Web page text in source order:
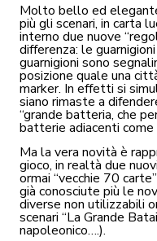
Molto bello ed
più gli scenari, in carta
interno due nuove
differenza: le
guarnigioni sono
posizione quale una
marker. In effetti si
siano rimaste a
“grande batteria, che
batterie adiacenti come
Ma la vera novità è
gioco, in realtà due
ormai “vecchie 70
già conosciute più le
diverse non utilizzabili
scenari “La Grande
napoleonico….).